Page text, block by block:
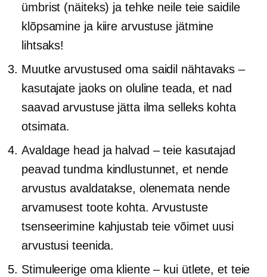
ümbrist (näiteks) ja tehke neile teie saidile
klõpsamine ja kiire arvustuse jätmine
lihtsaks!
Muutke arvustused oma saidil nähtavaks –
kasutajate jaoks on oluline teada, et nad
saavad arvustuse jätta ilma selleks kohta
otsimata.
Avaldage head ja halvad – teie kasutajad
peavad tundma kindlustunnet, et nende
arvustus avaldatakse, olenemata nende
arvamusest toote kohta. Arvustuste
tsenseerimine kahjustab teie võimet uusi
arvustusi teenida.
Stimuleerige oma kliente – kui ütlete, et teie